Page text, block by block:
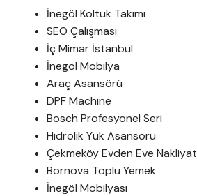
İnegöl Koltuk Takımı
SEO Çalışması
İç Mimar İstanbul
İnegöl Mobilya
Araç Asansörü
DPF Machine
Bosch Profesyonel Seri
Hidrolik Yük Asansörü
Çekmeköy Evden Eve Nakliyat
Bornova Toplu Yemek
İnegöl Mobilyası